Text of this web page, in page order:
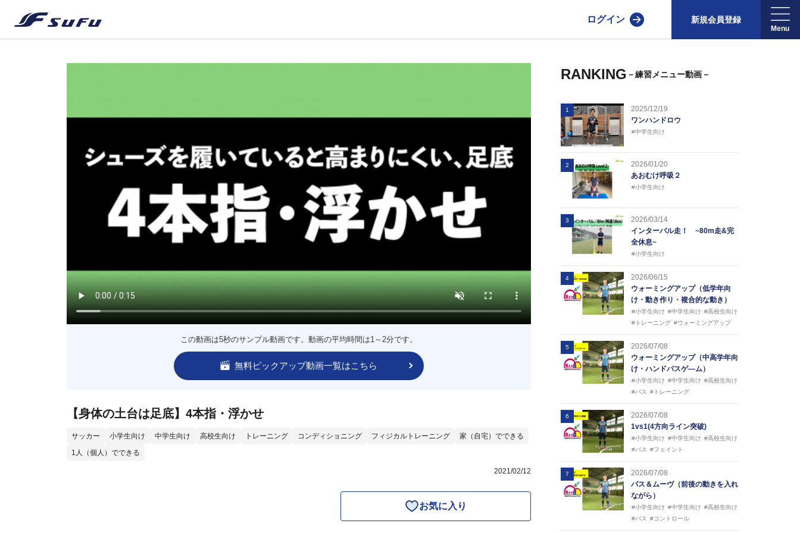
ログイン 新規会員登録
この動画は5秒のサンプル動画です。動画の平均時間は1～2分です。
無料ピックアップ動画一覧はこちら
【身体の土台は足底】4本指・浮かせ
サッカー 小学生向け 中学生向け 高校生向け トレーニング コンディショニング フィジカルトレーニング
家（自宅）でできる
1人（個人）でできる
2021/02/12
お気に入り
RANKING －練習メニュー動画－
1
2025/12/19
ワンハンドロウ
#中学生向け
2
2026/01/20
あおむけ呼吸２
#小学生向け
3
2026/03/14
インターバル走！ ~80m走&完
全休息~
#小学生向け
4
2026/06/15
ウォーミングアップ（低学年向
け・動き作り・複合的な動き）
#小学生向け #中学生向け #高校生向け
#トレーニング #ウォーミングアップ
5
2026/07/08
ウォーミングアップ（中高学年向
け・ハンドパスゲ―ム）
#小学生向け #中学生向け #高校生向け
#パス
#トレーニング
6
2026/07/08
1vs1(4方向ライン突破)
#小学生向け #中学生向け #高校生向け
#パス
#フェイント
7
2026/07/08
パス＆ムーヴ（前後の動きを入れ
ながら）
#小学生向け #中学生向け #高校生向け
#パス
#コントロール